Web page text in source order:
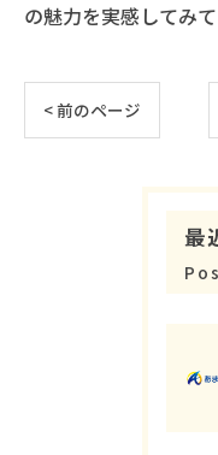
の魅力を実感してみて
< 前のページ
最